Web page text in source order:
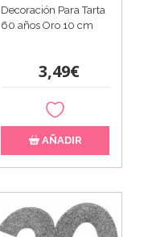
Decoración Para Tarta
60 años Oro 10 cm
3,49€
AÑADIR